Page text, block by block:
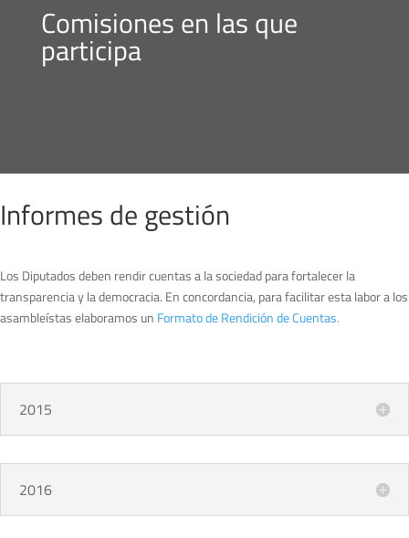
Comisiones en las que
participa
Informes de gestión
Los Diputados deben rendir cuentas a la sociedad para fortalecer la
transparencia y la democracia. En concordancia, para facilitar esta labor a los
asambleístas elaboramos un Formato de Rendición de Cuentas.
2015
2016